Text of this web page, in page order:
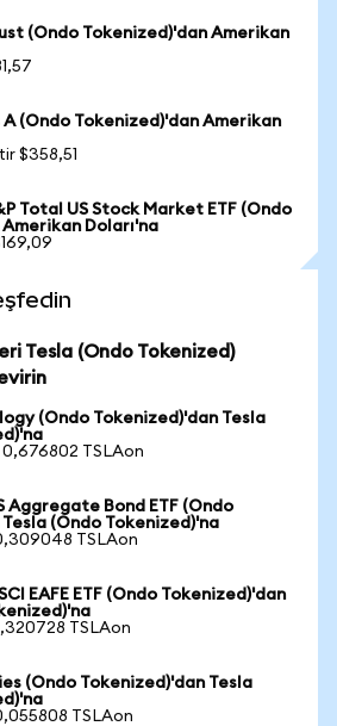
(Ondo Tokenized)'dan Amerikan
(Ondo Tokenized)'dan Amerikan
$358,51
Total US Stock Market ETF (Ondo
Doları'na
Tesla (Ondo Tokenized)
(Ondo Tokenized)'dan Tesla
TSLAon
Aggregate Bond ETF (Ondo
(Ondo Tokenized)'na
TSLAon
EAFE ETF (Ondo Tokenized)'dan
TSLAon
(Ondo Tokenized)'dan Tesla
TSLAon